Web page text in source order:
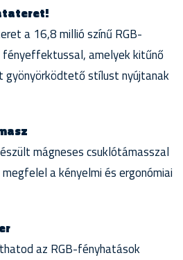
a 16,8 millió színű RGB-
amelyek kitűnő
stílust nyújtanak
mágneses csuklótámasszal
a kényelmi és ergonómiai
az RGB-fényhatások